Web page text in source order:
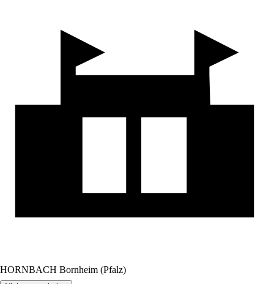
HORNBACH Bornheim (Pfalz)